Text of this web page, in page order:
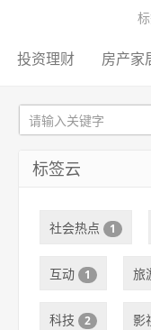
投资理财 房产家
标签云
社会热点 1
互动 1 旅
科技 2 影